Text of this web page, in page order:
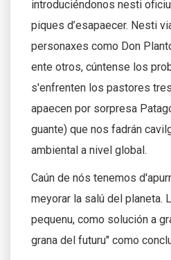
introduciéndonos nesti
piques d’esapaecer. Nesti
personaxes como Don
ente otros, cúntense los
s'enfrenten los pastores
apaecen por sorpresa
guante) que nos fadrán
ambiental a nivel global.
Caún de nós tenemos
meyorar la salú del planeta.
pequenu, como solución a
grana del futuru" como